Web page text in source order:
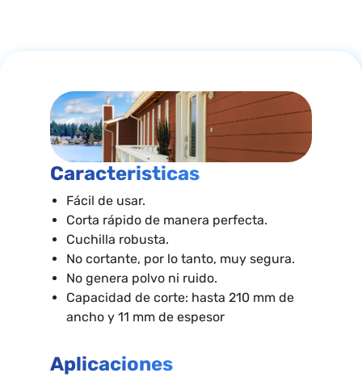
Caracteristicas
Fácil de usar.
Corta rápido de manera perfecta.
Cuchilla robusta.
No cortante, por lo tanto, muy segura.
No genera polvo ni ruido.
Capacidad de corte: hasta 210 mm de
ancho y 11 mm de espesor
Aplicaciones